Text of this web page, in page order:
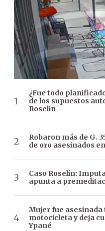
¿Fue todo
de los supuestos
Roselin
Robaron más de G.
de oro asesinados
Caso Roselín:
apunta a
Mujer fue
motocicleta y deja
Ypané